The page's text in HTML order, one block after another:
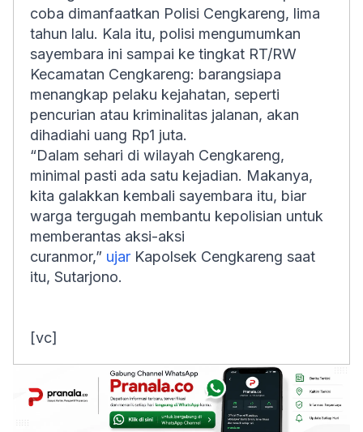
coba dimanfaatkan Polisi Cengkareng, lima
tahun lalu. Kala itu, polisi mengumumkan
sayembara ini sampai ke tingkat RT/RW
Kecamatan Cengkareng: barangsiapa
menangkap pelaku kejahatan, seperti
pencurian atau kriminalitas jalanan, akan
dihadiahi uang Rp1 juta.
“Dalam sehari di wilayah Cengkareng,
minimal pasti ada satu kejadian. Makanya,
kita galakkan kembali sayembara itu, biar
warga tergugah membantu kepolisian untuk
memberantas aksi-aksi
curanmor,” ujar Kapolsek Cengkareng saat
itu, Sutarjono.
[vc]